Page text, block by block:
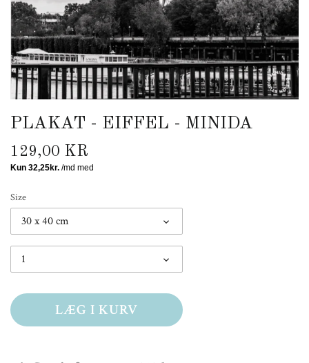
PLAKAT - EIFFEL - MINIDA
129,00 KR
Size
30 x 40 cm
1
LÆG I KURV